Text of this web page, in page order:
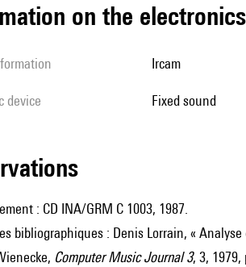
on the electronics
Ircam
device fixed sound
: CD INA/GRM C 1003, 1987.
bibliographiques : Denis Lorrain, «
Computer Music Journal 3, 3, 1979,